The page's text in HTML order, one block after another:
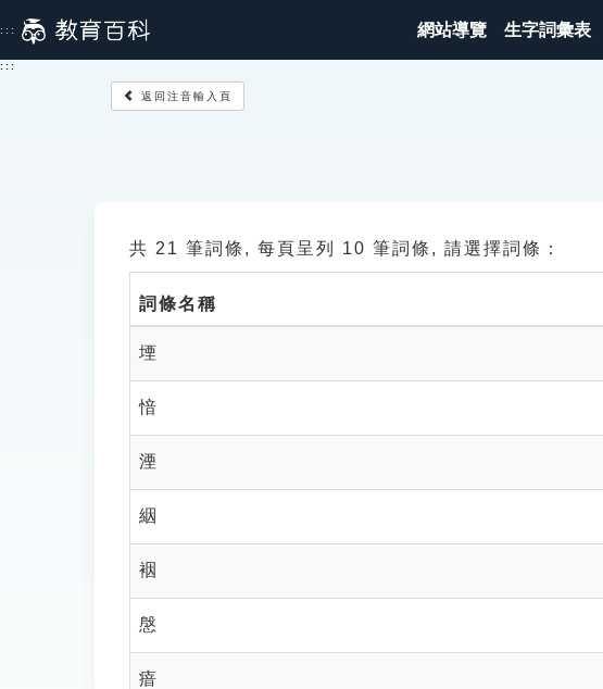
到
主
::: 網站導覽 生字詞彙表
:::
返回注音輸入頁
共 21 筆詞條, 每頁呈列 10 筆詞條, 請選擇詞條：
詞條名稱
堙
愔
湮
絪
裀
慇
瘖